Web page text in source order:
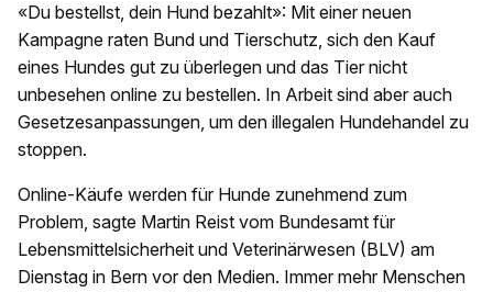
«Du bestellst, dein Hund bezahlt»: Mit einer neuen
Kampagne raten Bund und Tierschutz, sich den Kauf
eines Hundes gut zu überlegen und das Tier nicht
unbesehen online zu bestellen. In Arbeit sind aber auch
Gesetzesanpassungen, um den illegalen Hundehandel zu
stoppen.
Online-Käufe werden für Hunde zunehmend zum
Problem, sagte Martin Reist vom Bundesamt für
Lebensmittelsicherheit und Veterinärwesen (BLV) am
Dienstag in Bern vor den Medien. Immer mehr Menschen